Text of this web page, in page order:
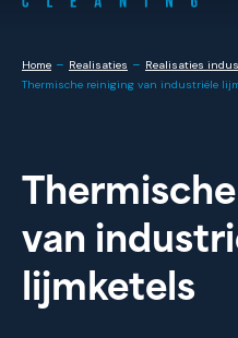
Home - Realisaties - Realisaties
​Thermische reiniging van industriële
van
lijmketels